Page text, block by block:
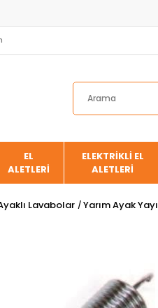
EL
ALETLERİ
ELEKTRİKLİ EL
ALETLERİ
Lavabolar Yarım Ayak Yayı